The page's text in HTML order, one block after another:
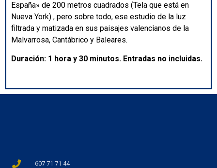
España» de 200 metros cuadrados (Tela que está en
Nueva York) , pero sobre todo, ese estudio de la luz
filtrada y matizada en sus paisajes valencianos de la
Malvarrosa, Cantábrico y Baleares.
Duración: 1 hora y 30 minutos. Entradas no incluidas.
607 71 71 44